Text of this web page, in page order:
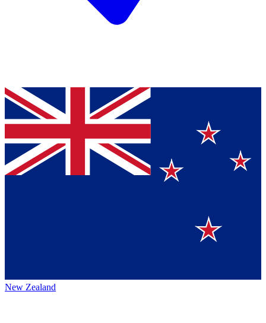
New Zealand